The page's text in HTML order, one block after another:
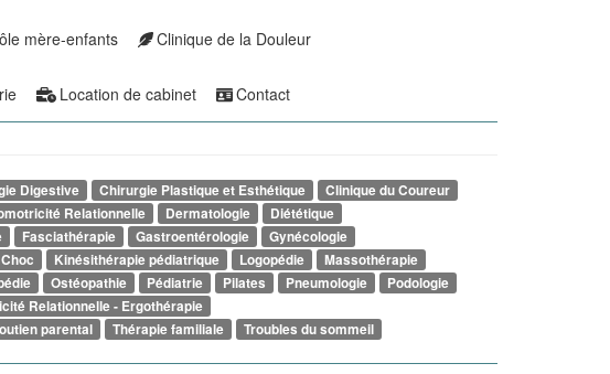
mère-enfants Clinique de la Douleur
Location de cabinet Contact
Digestive Chirurgie Plastique et Esthétique
Clinique du Coureur
Relationnelle Dermatologie
Diététique
Fasciathérapie Gastroentérologie
Gynécologie
Kinésithérapie pédiatrique Logopédie
Massothérapie
Ostéopathie Pédiatrie Pilates Pneumologie
Podologie
Relationnelle - Ergothérapie
parental Thérapie familiale
Troubles du sommeil